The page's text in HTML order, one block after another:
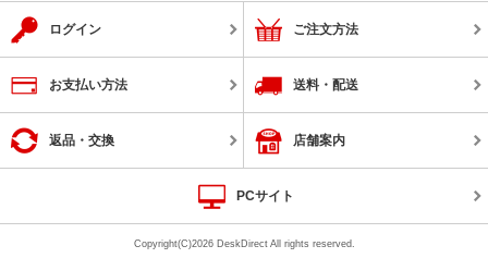
ログイン ご注文方法
お支払い方法 送料・配送
返品・交換 店舗案内
PCサイト
Copyright(C)2026 DeskDirect All rights reserved.